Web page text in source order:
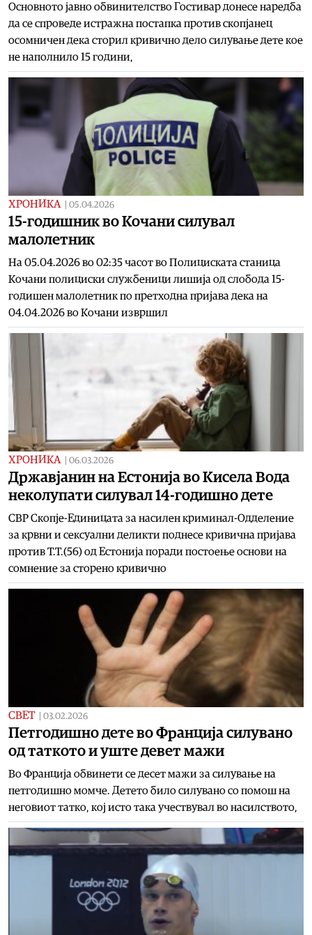
Основното јавно обвинителство Гостивар донесе наредба
да се спроведе истражна постапка против скопјанец
осомничен дека сторил кривично дело силување дете кое
не наполнило 15 години,
ХРОНИКА 05.04.2026
15-годишник во Кочани силувал
малолетник
На 05.04.2026 во 02:35 часот во Полициската станица
Кочани полициски службеници лишија од слобода 15-
годишен малолетник по претходна пријава дека на
04.04.2026 во Кочани извршил
ХРОНИКА 06.03.2026
Државјанин на Естонија во Кисела Вода
неколупати силувал 14-годишно дете
СВР Скопје-Единицата за насилен криминал-Одделение
за крвни и сексуални деликти поднесе кривична пријава
против Т.Т.(56) од Естонија поради постоење основи на
сомнение за сторено кривично
СВЕТ 03.02.2026
Петгодишно дете во Франција силувано
од таткото и уште девет мажи
Во Франција обвинети се десет мажи за силување на
петгодишно момче. Детето било силувано со помош на
неговиот татко, кој исто така учествувал во насилството,